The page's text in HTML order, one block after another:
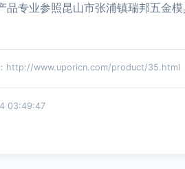
品专业参照昆山市张浦镇瑞邦五金
http://www.uporicn.com/product/35.html
03:49:47